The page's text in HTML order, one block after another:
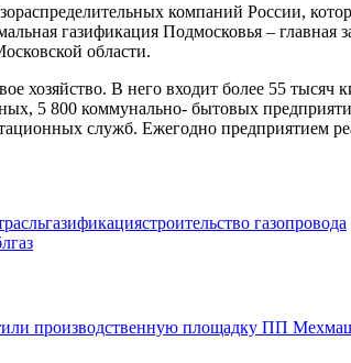
компаний России,
газификация Подмосковья –
области.
хозяйство. В него входит более 55
5 800 коммунально- бытовых
служб. Ежегодно предприятием
газификациястроительство газопровода